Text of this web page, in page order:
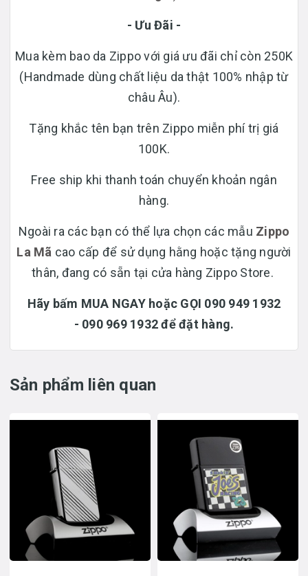
- Ưu Đãi -
Mua kèm bao da Zippo với giá ưu đãi chỉ còn 250K
(Handmade dùng chất liệu da thật 100% nhập từ
châu Âu).
Tặng khắc tên bạn trên Zippo miễn phí trị giá
100K.
Free ship khi thanh toán chuyển khoản ngân
hàng.
Ngoài ra các bạn có thể lựa chọn các mẫu Zippo
La Mã cao cấp để sử dụng hằng hoặc tặng người
thân, đang có sẵn tại cửa hàng Zippo Store.
Hãy bấm MUA NGAY hoặc GỌI 090 949 1932
- 090 969 1932 để đặt hàng.
Sản phẩm liên quan